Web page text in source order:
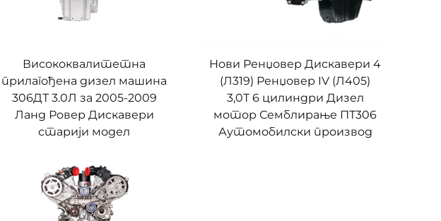
Висококвалитетна
прилагођена дизел машина
306ДТ 3.0Л за 2005-2009
Ланд Ровер Дискавери
старији модел
Нови Ренџовер Дискавери 4
(Л319) Ренџовер IV (Л405)
3,0Т 6 цилиндри Дизел
мотор Семблирање ПТ306
Аутомобилски производ